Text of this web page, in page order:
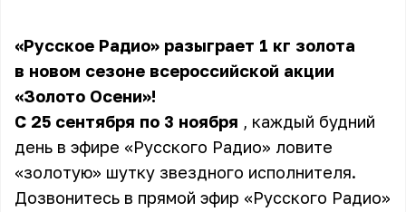
«Русское Радио» разыграет 1 кг золота
в новом сезоне всероссийской акции
«Золото Осени»!
С 25 сентября по 3 ноября , каждый будний
день в эфире «Русского Радио» ловите
«золотую» шутку звездного исполнителя.
Дозвонитесь в прямой эфир «Русского Радио»